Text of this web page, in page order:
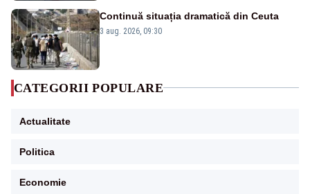
Continuă situația dramatică din Ceuta
3 aug. 2026, 09:30
CATEGORII POPULARE
Actualitate
Politica
Economie